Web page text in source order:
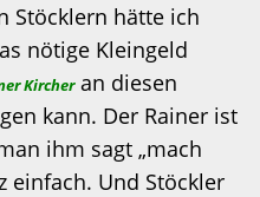
Stöcklern hätte ich
nötige Kleingeld
Kircheran diesen
kann. Der Rainer ist
ihm sagt „mach
einfach. Und Stöckler